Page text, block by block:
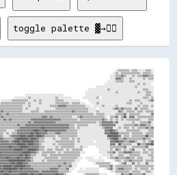
toggle palette ▓→✊🏽